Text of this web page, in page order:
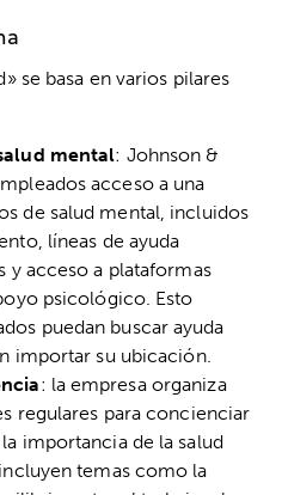
se basa en varios pilares
mental: Johnson &
acceso a una
de salud mental, incluidos
líneas de ayuda
y acceso a plataformas
psicológico. Esto
puedan buscar ayuda
importar su ubicación.
: la empresa organiza
regulares para concienciar
importancia de la salud
temas como la